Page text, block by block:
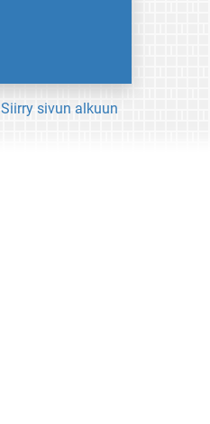
Siirry sivun alkuun